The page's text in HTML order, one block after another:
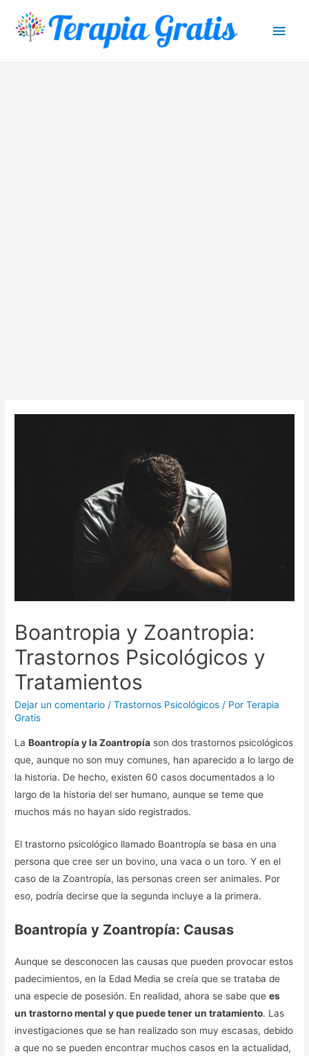
Boantropia y Zoantropia:
Trastornos Psicológicos y
Tratamientos
Dejar un comentario /Trastornos Psicológicos / PorTerapia
Gratis
LaBoantropía y la Zoantropía son dos trastornos psicológicos
que, aunque no son muy comunes, han aparecido a lo largo de
la historia. De hecho, existen 60 casos documentados a lo
largo de la historia del ser humano, aunque se teme que
muchos más no hayan sido registrados.
El trastorno psicológico llamado Boantropía se basa en una
persona que cree ser un bovino, una vaca o un toro. Y en el
caso de la Zoantropía, las personas creen ser animales. Por
eso, podría decirse que la segunda incluye a la primera.
Boantropía y Zoantropía: Causas
Aunque se desconocen las causas que pueden provocar estos
padecimientos, en la Edad Media se creía que se trataba de
una especie de posesión. En realidad, ahora se sabe quees
un trastorno mental y que puede tener un tratamiento. Las
investigaciones que se han realizado son muy escasas, debido
a que no se pueden encontrar muchos casos en la actualidad,